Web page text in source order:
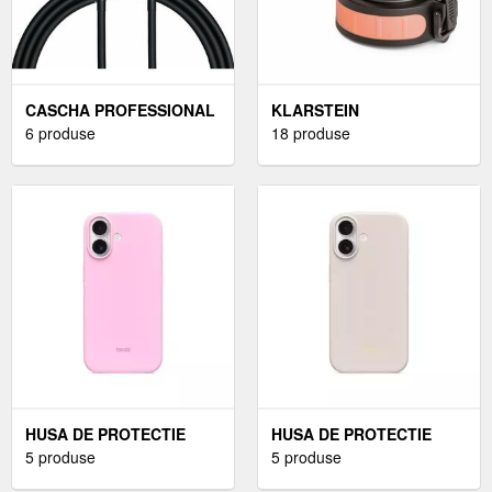
CASCHA PROFESSIONAL
LINE GUITAR CABLE 6 M
6 produse
KLARSTEIN
SCHMATZFATZ, CAPAC
18 produse
HUSA DE PROTECTIE
APPLE BEATS PENTRU
5 produse
HUSA DE PROTECTIE
APPLE BEATS PENTRU
5 produse